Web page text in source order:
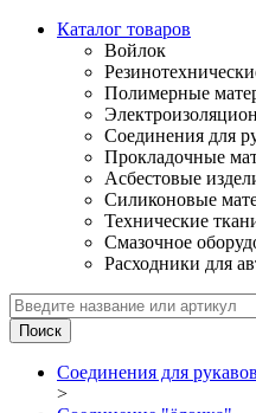
Каталог товаров
Войлок
Полимерные
Соединения для
Прокладочные
Асбестовые
Силиконовые
Технические
Смазочное
Расходники для
Соединения для
>